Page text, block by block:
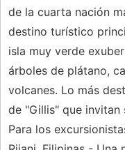
de la cuarta nación
destino turístico
isla muy verde
árboles de plátano,
volcanes. Lo más
de "Gillis" que invitan
Para los